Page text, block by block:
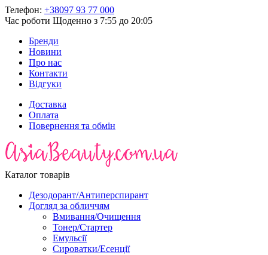
Телефон: +38097 93 77 000
Час роботи Щоденно з 7:55 до 20:05
Бренди
Новини
Про нас
Контакти
Відгуки
Доставка
Оплата
Повернення та обмін
Каталог товарів
Дезодорант/Антиперспирант
Догляд за обличчям
Вмивання/Очищення
Тонер/Стартер
Емульсії
Сироватки/Есенції